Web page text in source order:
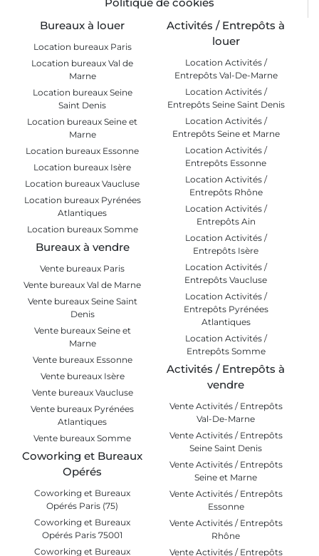
Bureaux à louer
Location bureaux Paris
Location bureaux Val de
Marne
Location bureaux Seine
Saint Denis
Location bureaux Seine et
Marne
Location bureaux Essonne
Location bureaux Isère
Location bureaux Vaucluse
Location bureaux Pyrénées
Atlantiques
Location bureaux Somme
Bureaux à vendre
Vente bureaux Paris
Vente bureaux Val de Marne
Vente bureaux Seine Saint
Denis
Vente bureaux Seine et
Marne
Vente bureaux Essonne
Vente bureaux Isère
Vente bureaux Vaucluse
Vente bureaux Pyrénées
Atlantiques
Vente bureaux Somme
Coworking et Bureaux
Opérés
Coworking et Bureaux
Opérés Paris (75)
Coworking et Bureaux
Opérés Paris 75001
Coworking et Bureaux
Activités / Entrepôts à
louer
Location Activités /
Entrepôts Val-De-Marne
Location Activités /
Entrepôts Seine Saint Denis
Location Activités /
Entrepôts Seine et Marne
Location Activités /
Entrepôts Essonne
Location Activités /
Entrepôts Rhône
Location Activités /
Entrepôts Ain
Location Activités /
Entrepôts Isère
Location Activités /
Entrepôts Vaucluse
Location Activités /
Entrepôts Pyrénées
Atlantiques
Location Activités /
Entrepôts Somme
Activités / Entrepôts à
vendre
Vente Activités / Entrepôts
Val-De-Marne
Vente Activités / Entrepôts
Seine Saint Denis
Vente Activités / Entrepôts
Seine et Marne
Vente Activités / Entrepôts
Essonne
Vente Activités / Entrepôts
Rhône
Vente Activités / Entrepôts